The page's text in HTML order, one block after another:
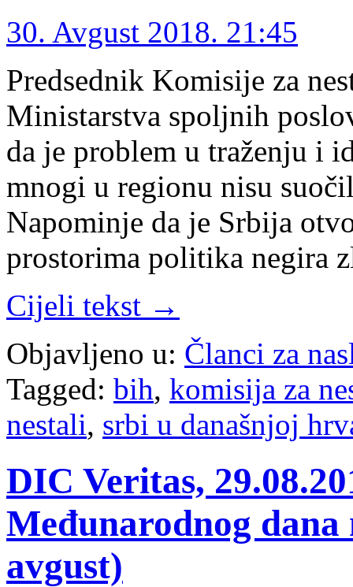
30. Avgust 2018. 21:45
Predsednik Komisije za
Ministarstva spoljnih
da je problem u traženju i
mnogi u regionu nisu
Napominje da je Srbija
prostorima politika negira
Cijeli tekst →
Objavljeno u: Članci za
Tagged: bih, komisija za
nestali, srbi u današnjoj
DIC Veritas,
Međunarodnog dana
avgust)